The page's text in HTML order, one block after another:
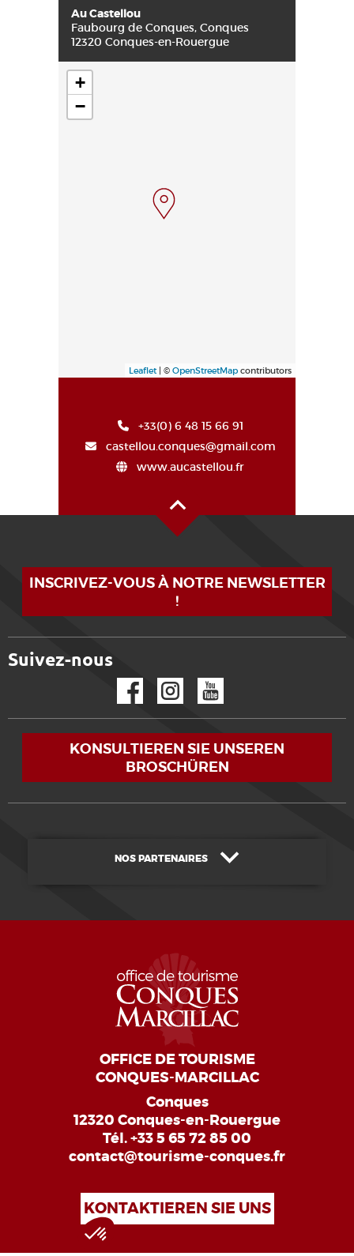
Au Castellou
Faubourg de Conques, Conques
12320 Conques-en-Rouergue
+
−
Leaflet| © OpenStreetMap contributors
+33(0) 6 48 15 66 91
castellou.conques@gmail.com
www.aucastellou.fr
INSCRIVEZ-VOUS À NOTRE NEWSLETTER
!
Suivez-nous
KONSULTIEREN SIE UNSEREN
BROSCHÜREN
NOS PARTENAIRES
OFFICE DE TOURISME
CONQUES-MARCILLAC
Conques
12320 Conques-en-Rouergue
Tél.+33 5 65 72 85 00
contact@tourisme-conques.fr
KONTAKTIEREN SIE UNS